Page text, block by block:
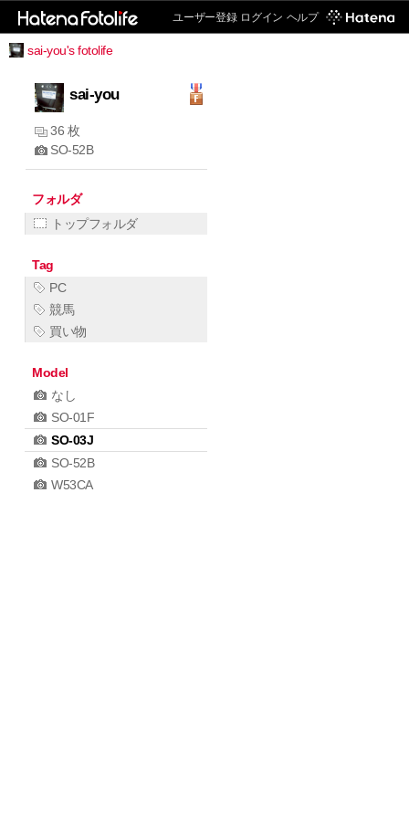
ユーザー登録 ログイン ヘルプ
sai-you's fotolife
sai-you
36 枚
SO-52B
フォルダ
トップフォルダ
Tag
PC
競馬
買い物
Model
なし
SO-01F
SO-03J
SO-52B
W53CA